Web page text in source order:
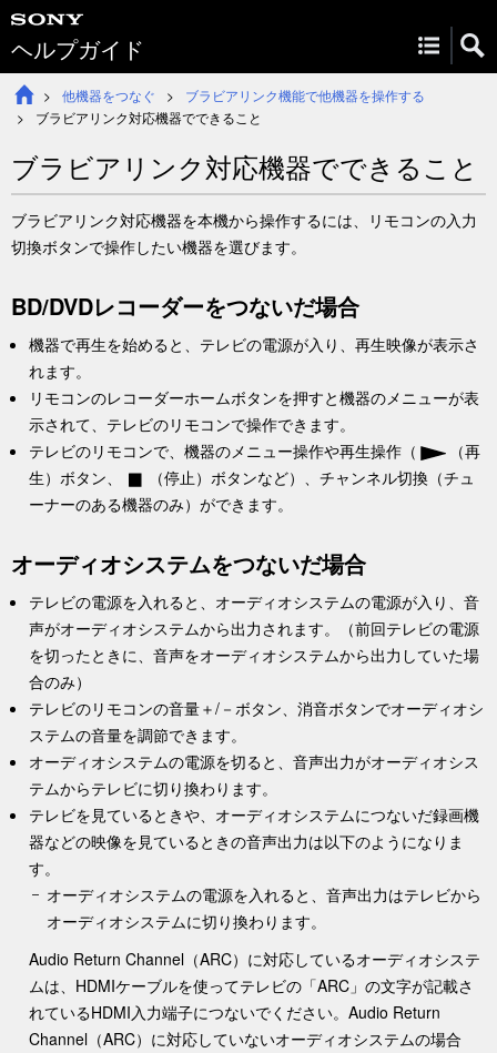
ヘルプガイド
他機器をつなぐ
ブラビアリンク機能で他機器を操作する
ブラビアリンク対応機器でできること
ブラビアリンク対応機器でできること
ブラビアリンク対応機器を本機から操作するには、リモコンの入力
切換ボタンで操作したい機器を選びます。
BD/DVDレコーダーをつないだ場合
機器で再生を始めると、テレビの電源が入り、再生映像が表示さ
れます。
リモコンのレコーダーホームボタンを押すと機器のメニューが表
示されて、テレビのリモコンで操作できます。
テレビのリモコンで、機器のメニュー操作や再生操作（
（再
生）ボタン、
（停止）ボタンなど）、チャンネル切換（チュ
ーナーのある機器のみ）ができます。
オーディオシステムをつないだ場合
テレビの電源を入れると、オーディオシステムの電源が入り、音
声がオーディオシステムから出力されます。（前回テレビの電源
を切ったときに、音声をオーディオシステムから出力していた場
合のみ）
テレビのリモコンの音量＋/－ボタン、 消音ボタンでオーディオシ
ステムの音量を調節できます。
オーディオシステムの電源を切ると、音声出力がオーディオシス
テムからテレビに切り換わります。
テレビを見ているときや、オーディオシステムにつないだ録画機
器などの映像を見ているときの音声出力は以下のようになりま
す。
オーディオシステムの電源を入れると、音声出力はテレビから
オーディオシステムに切り換わります。
Audio Return Channel（ARC）に対応しているオーディオシステ
ムは、HDMIケーブルを使ってテレビの「ARC」の文字が記載さ
れているHDMI入力端子につないでください。Audio Return
Channel（ARC）に対応していないオーディオシステムの場合